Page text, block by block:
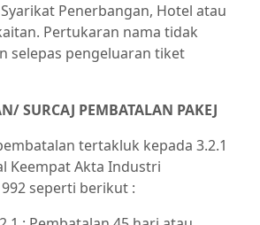
Penerbangan, Hotel atau
Pertukaran nama tidak
selepas pengeluaran tiket
SURCAJ PEMBATALAN PAKEJ
tertakluk kepada 3.2.1
Keempat Akta Industri
seperti berikut :